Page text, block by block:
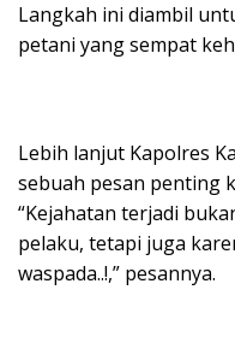
Langkah ini diambil
petani yang sempat
Lebih lanjut Kapolres
sebuah pesan penting
“Kejahatan terjadi
pelaku, tetapi juga
waspada..!,” pesannya.